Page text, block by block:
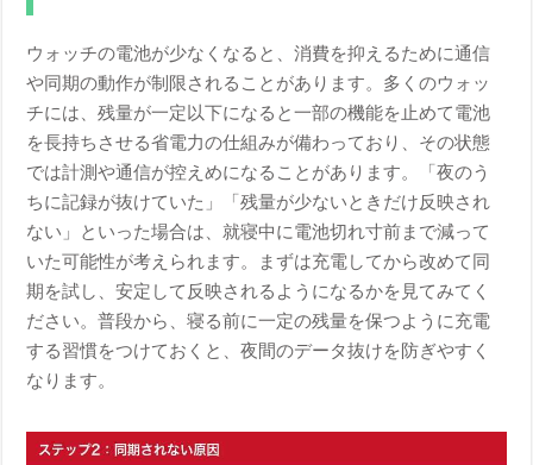
ウォッチの電池が少なくなると、消費を抑えるために通信
や同期の動作が制限されることがあります。多くのウォッ
チには、残量が一定以下になると一部の機能を止めて電池
を長持ちさせる省電力の仕組みが備わっており、その状態
では計測や通信が控えめになることがあります。「夜のう
ちに記録が抜けていた」「残量が少ないときだけ反映され
ない」といった場合は、就寝中に電池切れ寸前まで減って
いた可能性が考えられます。まずは充電してから改めて同
期を試し、安定して反映されるようになるかを見てみてく
ださい。普段から、寝る前に一定の残量を保つように充電
する習慣をつけておくと、夜間のデータ抜けを防ぎやすく
なります。